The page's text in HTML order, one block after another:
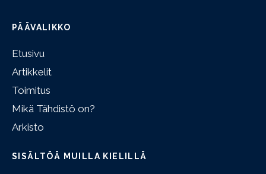
PÄÄVALIKKO
Etusivu
Artikkelit
Toimitus
Mikä Tähdistö on?
Arkisto
SISÄLTÖÄ MUILLA KIELILLÄ